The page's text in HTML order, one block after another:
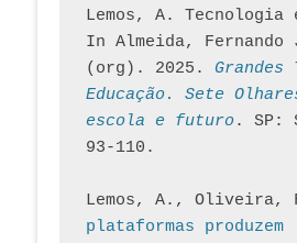
Lemos, A. Tecnologia
In Almeida, Fernando
(org). 2025. Grandes
Educação. Sete
escola e futuro. SP:
93-110.
Lemos, A., Oliveira,
plataformas produzem